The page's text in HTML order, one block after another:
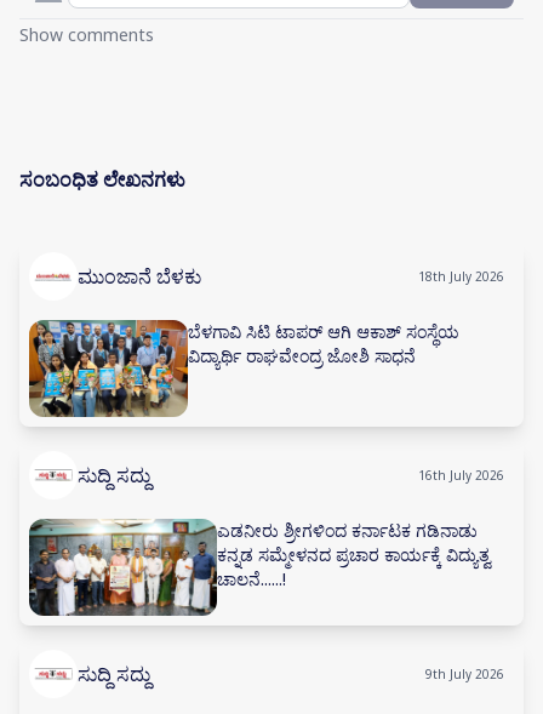
Show comments
ಸಂಬಂಧಿತ ಲೇಖನಗಳು
ಮುಂಜಾನೆ ಬೆಳಕು 18th July 2026
ಬೆಳಗಾವಿ ಸಿಟಿ ಟಾಪರ್ ಆಗಿ ಆಕಾಶ್ ಸಂಸ್ಥೆಯ
ವಿದ್ಯಾರ್ಥಿ ರಾಘವೇಂದ್ರ ಜೋಶಿ ಸಾಧನೆ
ಸುದ್ದಿ ಸದ್ದು 16th July 2026
ಎಡನೀರು ಶ್ರೀಗಳಿಂದ ಕರ್ನಾಟಕ ಗಡಿನಾಡು
ಕನ್ನಡ ಸಮ್ಮೇಳನದ ಪ್ರಚಾರ ಕಾರ್ಯಕ್ಕೆ ವಿದ್ಯುತ್ವ
ಚಾಲನೆ......!
ಸುದ್ದಿ ಸದ್ದು 9th July 2026